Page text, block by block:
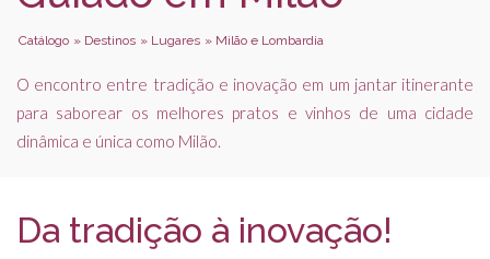
Catálogo » Destinos » Lugares » Milão e Lombardia
O encontro entre tradição e inovação em um jantar itinerante
para saborear os melhores pratos e vinhos de uma cidade
dinâmica e única como Milão.
Da tradição à inovação!